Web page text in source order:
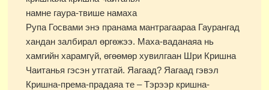
намне гаура-твише намаха
Рупа Госвами энэ пранама мантрагаараа Гаурангад
хандан залбирал өргөжээ. Маха-ваданаяа нь
хамгийн харамгүй, өгөөмөр хувилгаан Шри Кришна
Чаитанья гэсэн утгатай. Яагаад? Яагаад гэвэл
Кришна-према-прадаяа те – Тэрээр кришна-